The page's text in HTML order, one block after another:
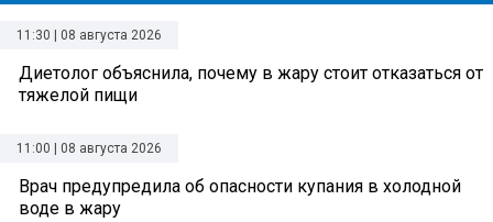
11:30 | 08 августа 2026
Диетолог объяснила, почему в жару стоит отказаться от
тяжелой пищи
11:00 | 08 августа 2026
Врач предупредила об опасности купания в холодной
воде в жару